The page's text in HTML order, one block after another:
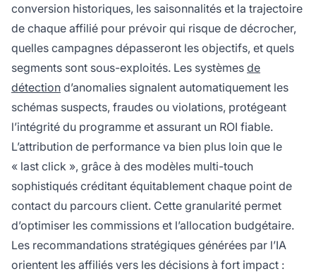
conversion historiques, les saisonnalités et la trajectoire
de chaque affilié pour prévoir qui risque de décrocher,
quelles campagnes dépasseront les objectifs, et quels
segments sont sous-exploités. Les systèmes de
détection d’anomalies signalent automatiquement les
schémas suspects, fraudes ou violations, protégeant
l’intégrité du programme et assurant un ROI fiable.
L’attribution de performance va bien plus loin que le
« last click », grâce à des modèles multi-touch
sophistiqués créditant équitablement chaque point de
contact du parcours client. Cette granularité permet
d’optimiser les commissions et l’allocation budgétaire.
Les recommandations stratégiques générées par l’IA
orientent les affiliés vers les décisions à fort impact :